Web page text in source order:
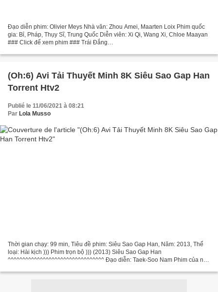
Đạo diễn phim: Olivier Meys Nhà văn: Zhou Amei, Maarten Loix Phim quốc
gia: Bỉ, Pháp, Thụy Sĩ, Trung Quốc Diễn viên: Xi Qi, Wang Xi, Chloe Maayan
### Click để xem phim ### Trái Đắng
Thể loại: Kịch, Tiêu đề phim: Trái...
(Oh:6) Avi Tải Thuyết Minh 8K Siêu Sao Gap Han
Torrent Htv2
Publié le 11/06/2021 à 08:21
Par Lola Musso
Thời gian chạy: 99 min, Tiêu đề phim: Siêu Sao Gap Han, Năm: 2013, Thể
loại: Hài kịch ))) Phim trọn bộ ))) (2013) Siêu Sao Gap Han
^^^^^^^^^^^^^^^^^^^^^^^^^^^^^^^^^ Đạo diễn: Taek-Soo Nam Phim của nhà